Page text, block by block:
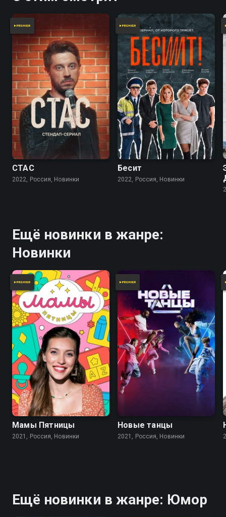
СТАС
2022, Россия, Новинки
Бесит
2022, Россия, Новинки
Ещё новинки в жанре:
Новинки
Мамы Пятницы
2021, Россия, Новинки
Новые танцы
2021, Россия, Новинки
Ещё новинки в жанре: Юмор